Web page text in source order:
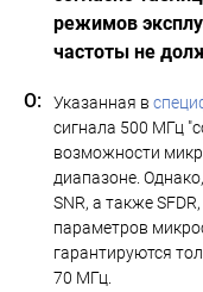
режимов
частоты не
Указанная в
сигнала 500 МГц
возможности
диапазоне.
SNR, а также
параметров
гарантируются
70 МГц.